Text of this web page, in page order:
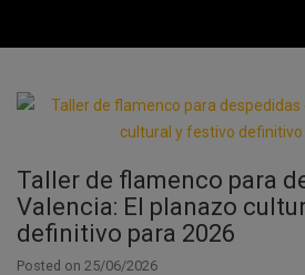
Taller de flamenco para
Valencia: El planazo
definitivo para 2026
Posted on 25/06/2026